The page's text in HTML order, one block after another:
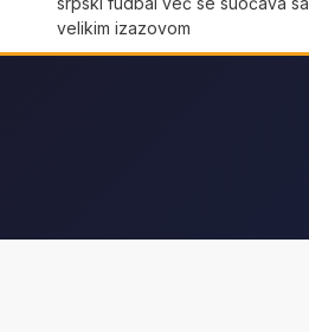
velikim izazovom